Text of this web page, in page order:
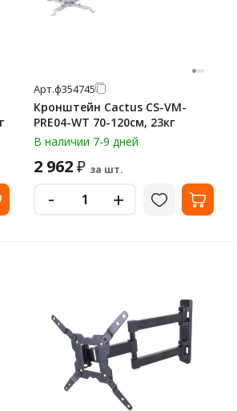
Арт.ф354745
Кронштейн Cactus CS-VM-
PRE04-WT 70-120см, 23кг
В наличии 7-9 дней
2 962₽ за шт.
- +